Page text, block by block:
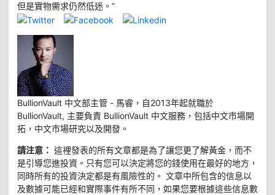
但是實物需求仍然低迷。”
BullionVault 中文部主管 - 馬睿，自2013年起就職於
BullionVault, 主要負責 BullionVault 中文服務，包括中文市場開
拓，中文市場研究以及開發。
請注意： 這裡發表的所有文章都是為了讓您更了解黃金，而不
是引導您進投資。只有您可以決定將您的錢使用在最好的地方，
同時所有的投資決定都是有風險性的。 文章中所包含的信息以
及數據可能已經和實際事件有所不同，如果您要根據這些信息數